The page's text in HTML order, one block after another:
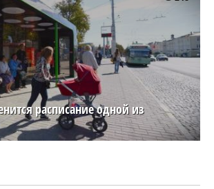
расписание одной из